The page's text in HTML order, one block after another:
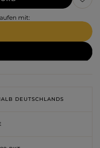
mit:
DEUTSCHLANDS